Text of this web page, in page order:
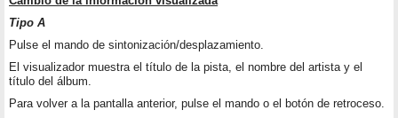
Tipo A
Pulse el mando de sintonización/desplazamiento.
El visualizador muestra el título de la pista, el nombre del artista y el
título del álbum.
Para volver a la pantalla anterior, pulse el mando o el botón de retroceso.